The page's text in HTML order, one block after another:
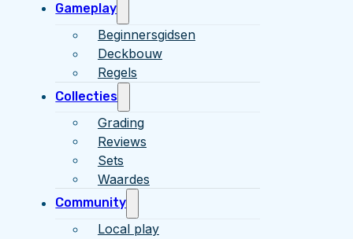
Gameplay
Beginnersgidsen
Deckbouw
Regels
Collecties
Grading
Reviews
Sets
Waardes
Community
Local play